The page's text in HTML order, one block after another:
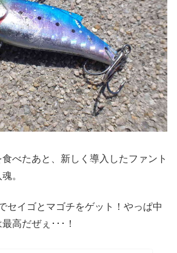
べたあと、新しく導入したファント
。
セイゴとマゴチをゲット！やっぱ中
高だぜぇ･･･！